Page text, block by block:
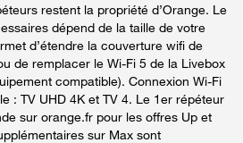
restent la propriété d’Orange. Le
dépend de la taille de votre
d’étendre la couverture wifi de
de remplacer le Wi-Fi 5 de la Livebox
compatible). Connexion Wi-Fi
: TV UHD 4K et TV 4. Le 1er répéteur
sur orange.fr pour les offres Up et
sur Max sont